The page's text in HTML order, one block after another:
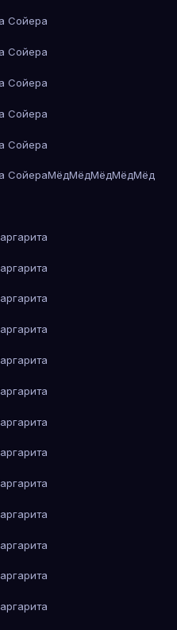
Сойера
Сойера
Сойера
Сойера
Сойера
СойераМёдМёдМёдМёдМёд